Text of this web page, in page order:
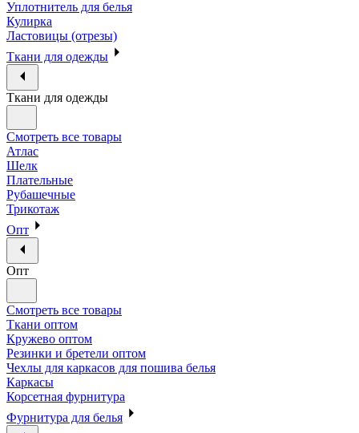
Уплотнитель для белья
Кулирка
Ластовицы (отрезы)
Ткани для одежды
Ткани для одежды
Смотреть все товары
Атлас
Шелк
Плательные
Рубашечные
Трикотаж
Опт
Опт
Смотреть все товары
Ткани оптом
Кружево оптом
Резинки и бретели оптом
Чехлы для каркасов для пошива белья
Каркасы
Корсетная фурнитура
Фурнитура для белья